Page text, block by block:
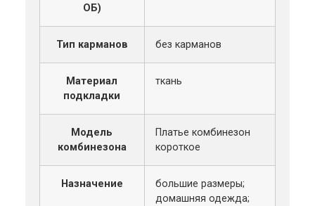
ОБ)
Тип карманов без карманов
Материал
подкладки
ткань
Модель
комбинезона
Платье комбинезон
короткое
Назначение
большие размеры;
домашняя одежда;